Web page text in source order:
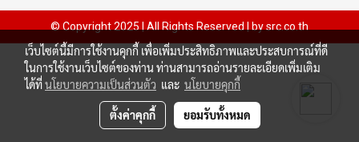
© Copyright 2025 | All Rights Reserved | by src.co.th
เว็บไซต์นี้มีการใช้งานคุกกี้ เพื่อเพิ่มประสิทธิภาพและประสบการณ์ที่ดี
ในการใช้งานเว็บไซต์ของท่าน ท่านสามารถอ่านรายละเอียดเพิ่มเติม
ได้ที่นโยบายความเป็นส่วนตัว และ นโยบายคุกกี้
ตั้งค่าคุกกี้ ยอมรับทั้งหมด